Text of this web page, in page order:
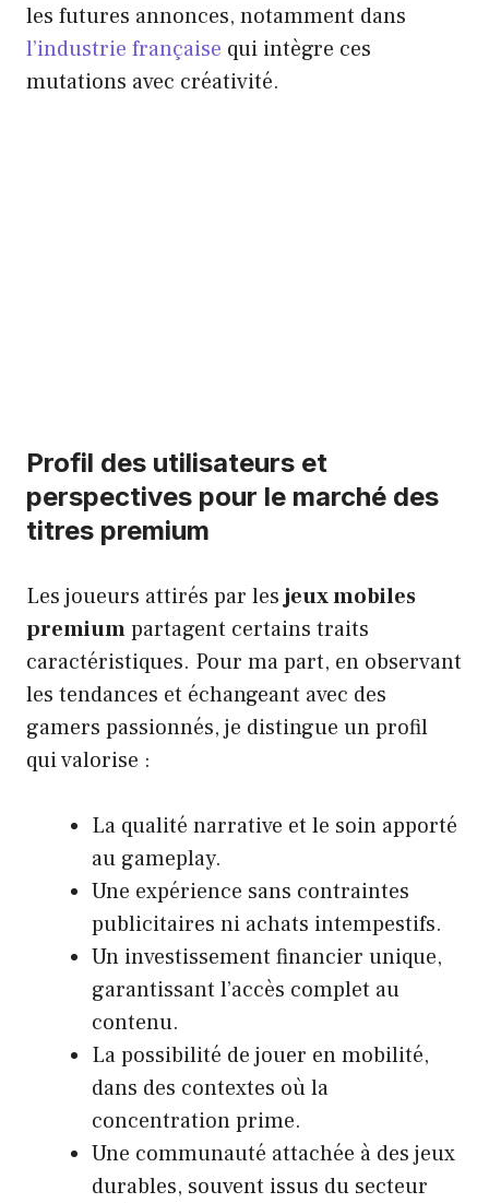
les futures annonces, notamment dans
l’industrie française qui intègre ces
mutations avec créativité.
Profil des utilisateurs et
perspectives pour le marché des
titres premium
Les joueurs attirés par lesjeux mobiles
premiumpartagent certains traits
caractéristiques. Pour ma part, en observant
les tendances et échangeant avec des
gamers passionnés, je distingue un profil
qui valorise :
La qualité narrative et le soin apporté
au gameplay.
Une expérience sans contraintes
publicitaires ni achats intempestifs.
Un investissement financier unique,
garantissant l’accès complet au
contenu.
La possibilité de jouer en mobilité,
dans des contextes où la
concentration prime.
Une communauté attachée à des jeux
durables, souvent issus du secteur